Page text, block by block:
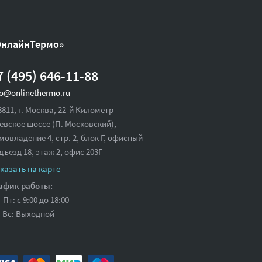
(495) 646-11-88
г. Москва, 22-й Километр
шоссе (П. Московский),
4, стр. 2, блок Г, офисный
18,этаж 2, офис 203Г
на карте
работы:
с 9:00 до 18:00
Вс: Выходной